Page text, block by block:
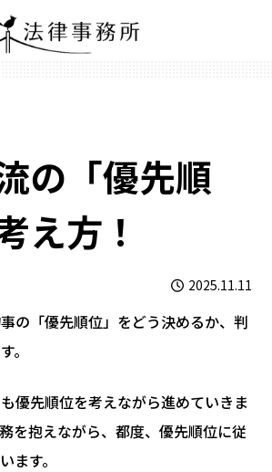
の「優先順
え方！
2025.11.11
の「優先順位」をどう決めるか、判
。
優先順位を考えながら進めていきま
を抱えながら、都度、優先順位に従
ます。